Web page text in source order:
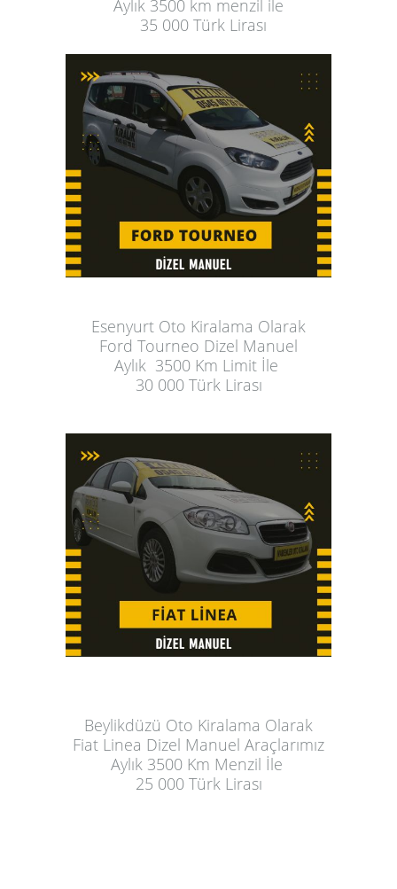
Aylık 3500 km menzil ile
  35 000 Türk Lirası
Esenyurt Oto Kiralama Olarak
Ford Tourneo Dizel Manuel
Aylık
  3500 Km Limit İle
30 000 Türk Lirası
Beylikdüzü Oto Kiralama Olarak
Fiat Linea Dizel Manuel Araçlarımız
Aylık 3500 Km Menzil İle
25 000 Türk Lirası